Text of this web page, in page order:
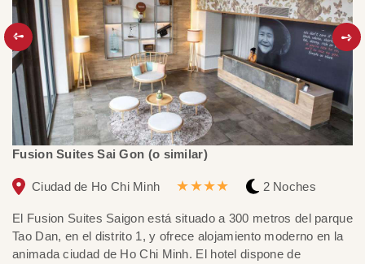
Fusion Suites Sai Gon (o similar)
Ciudad de Ho Chi Minh ★★★★ 2 Noches
El Fusion Suites Saigon está situado a 300 metros del parque
Tao Dan, en el distrito 1, y ofrece alojamiento moderno en la
animada ciudad de Ho Chi Minh. El hotel dispone de